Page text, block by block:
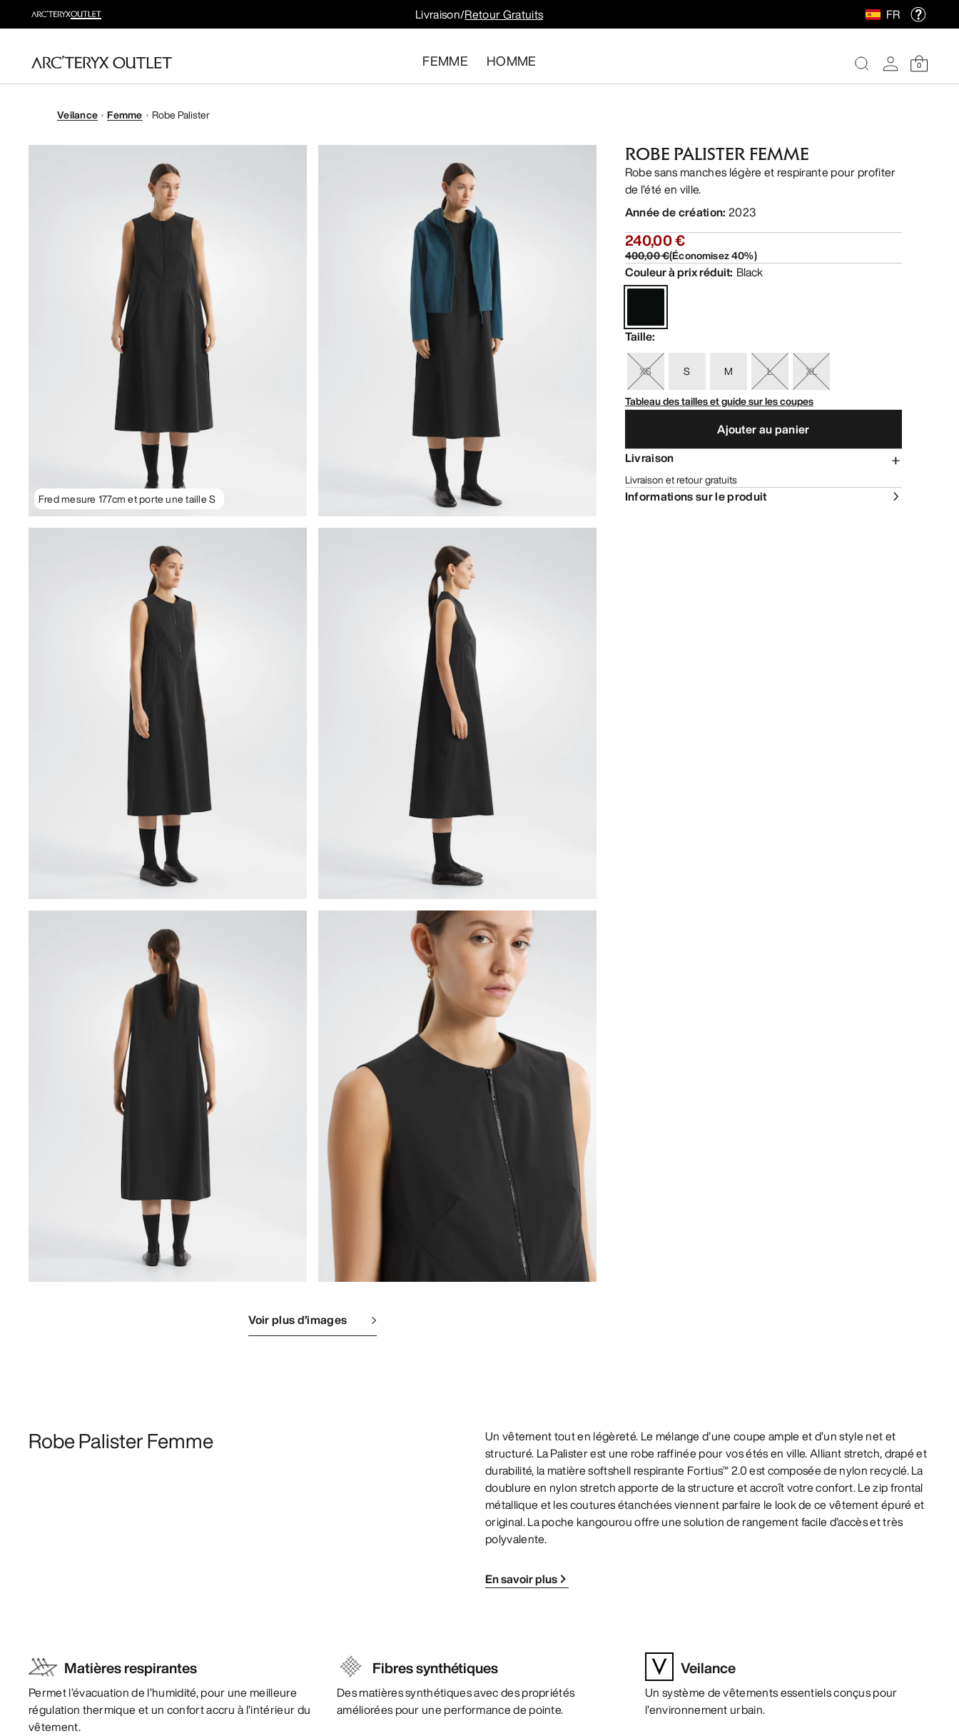
Livraison/Retour Gratuits FR
FEMME HOMME 0
Veilance Femme Robe Palister
Fred mesure 177cm et porte une taille S
Voir plus d’images
ROBE PALISTER FEMME
Robe sans manches légère et respirante pour profiter
de l’été en ville.
Année de création: 2023
240,00 €
400,00 €(Économisez40%)
Couleur à prix réduit: Black
Taille:
XS S M L
XL
Tableau des tailles et guide sur les coupes
Ajouter au panier
Livraison
Livraison et retour gratuits
Informations sur le produit
Robe Palister Femme
Un vêtement tout en légèreté. Le mélange d’une coupe ample et d’un style net et
structuré. La Palister est une robe raffinée pour vos étés en ville. Alliant stretch, drapé et
durabilité, la matière softshell respirante Fortius™ 2.0 est composée de nylon recyclé. La
doublure en nylon stretch apporte de la structure et accroît votre confort. Le zip frontal
métallique et les coutures étanchées viennent parfaire le look de ce vêtement épuré et
original. La poche kangourou offre une solution de rangement facile d’accès et très
polyvalente.
En savoir plus
Matières respirantes
Permet l’évacuation de l’humidité, pour une meilleure
régulation thermique et un confort accru à l’intérieur du
vêtement.
Fibres synthétiques
Des matières synthétiques avec des propriétés
améliorées pour une performance de pointe.
Veilance
Un système de vêtements essentiels conçus pour
l’environnement urbain.